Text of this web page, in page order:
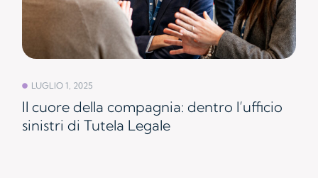
LUGLIO 1, 2025
Il cuore della compagnia: dentro l’ufficio
sinistri di Tutela Legale